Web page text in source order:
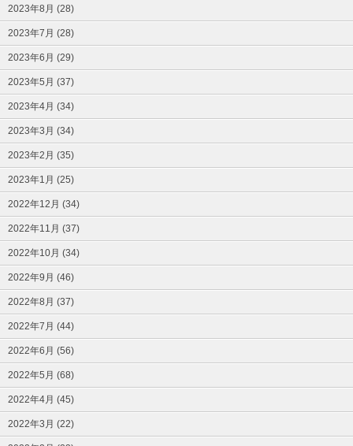
2023年8月 (28)
2023年7月 (28)
2023年6月 (29)
2023年5月 (37)
2023年4月 (34)
2023年3月 (34)
2023年2月 (35)
2023年1月 (25)
2022年12月 (34)
2022年11月 (37)
2022年10月 (34)
2022年9月 (46)
2022年8月 (37)
2022年7月 (44)
2022年6月 (56)
2022年5月 (68)
2022年4月 (45)
2022年3月 (22)